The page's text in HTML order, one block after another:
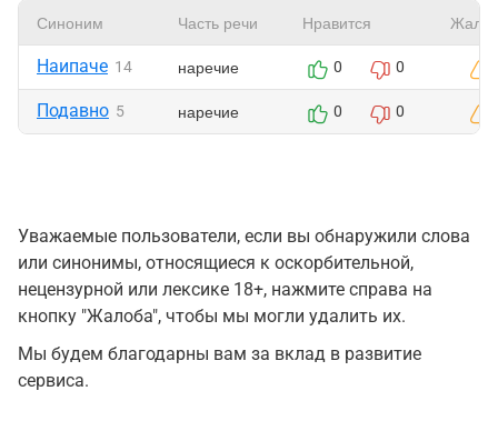
Синоним Часть речи Нравится
Наипаче 14 наречие 0 0
Подавно 5 наречие 0 0
Уважаемые пользователи, если вы обнаружили слова
или синонимы, относящиеся к оскорбительной,
нецензурной или лексике 18+, нажмите справа на
кнопку "Жалоба", чтобы мы могли удалить их.
Мы будем благодарны вам за вклад в развитие
сервиса.